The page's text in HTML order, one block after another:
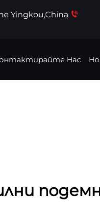
Yingkou,China
Нас